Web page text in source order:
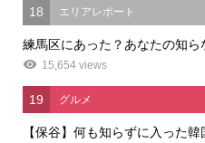
18 エリアレポート
練馬区にあった？あなたの知ら
15,654 views
19 グルメ
【保谷】何も知らずに入った